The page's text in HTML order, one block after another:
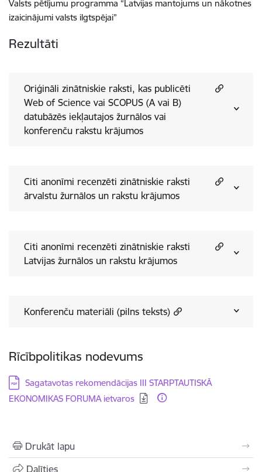
Valsts pētījumu programma “Latvijas mantojums un nākotnes
izaicinājumi valsts ilgtspējai”
Rezultāti
Oriģināli zinātniskie raksti, kas publicēti
Web of Science vai SCOPUS (A vai B)
datubāzēs iekļautajos žurnālos vai
konferenču rakstu krājumos
Citi anonīmi recenzēti zinātniskie raksti
ārvalstu žurnālos un rakstu krājumos
Citi anonīmi recenzēti zinātniskie raksti
Latvijas žurnālos un rakstu krājumos
Konferenču materiāli (pilns teksts)
Rīcībpolitikas nodevums
Lejupielādēt:
Sagatavotas rekomendācijas III STARPTAUTISKĀ
EKONOMIKAS FORUMA ietvaros
Drukāt lapu
Dalīties